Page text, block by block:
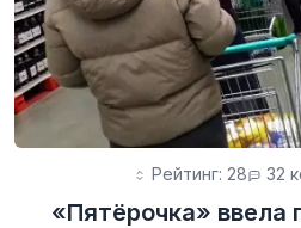
Рейтинг: 28 32
«Пятёрочка»